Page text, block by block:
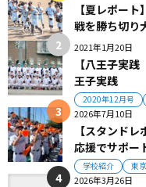
【夏レポー
戦を勝ち切り
2021年1月20日
【八王子実
王子実践
2020年12月号
2026年7月10日
【スタンド
応援でサポー
学校紹介 東
2026年3月26日